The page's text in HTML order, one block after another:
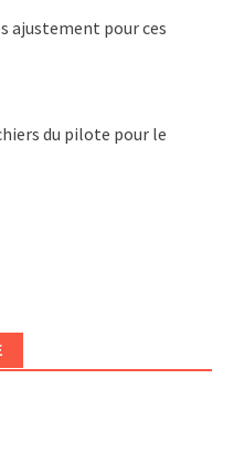
ajustement pour ces
du pilote pour le